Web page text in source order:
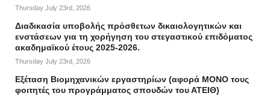
Thursday July 23rd, 2026
Διαδικασία υποβολής πρόσθετων δικαιολογητικών και
ενστάσεων για τη χορήγηση του στεγαστικού επιδόματος
ακαδημαϊκού έτους 2025-2026.
Thursday July 23rd, 2026
Εξέταση Βιομηχανικών εργαστηρίων (αφορά ΜΟΝΟ τους
φοιτητές του προγράμματος σπουδών του ΑΤΕΙΘ)